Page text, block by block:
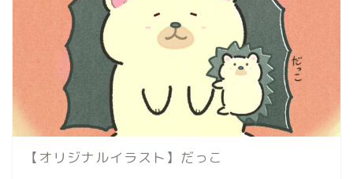
【オリジナルイラスト】だっこ